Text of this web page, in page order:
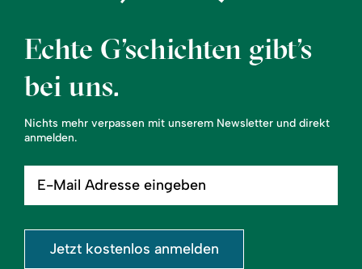
Echte G’schichten gibt’s
bei uns.
Nichts mehr verpassen mit unserem Newsletter und direkt
anmelden.
Mail
eingeben
Jetzt kostenlos anmelden